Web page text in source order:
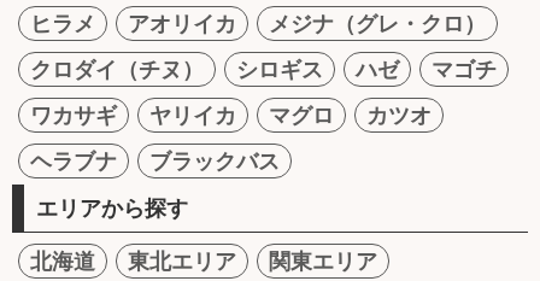
ヒラメ
アオリイカ
メジナ（グレ・クロ）
クロダイ（チヌ）
シロギス ハゼ
マゴチ
ワカサギ
ヤリイカ マグロ
カツオ
ヘラブナ
ブラックバス
エリアから探す
北海道 東北エリア
関東エリア